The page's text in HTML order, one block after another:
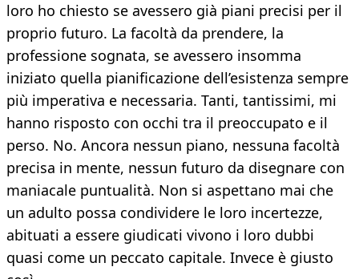
loro ho chiesto se avessero già piani precisi per il
proprio futuro. La facoltà da prendere, la
professione sognata, se avessero insomma
iniziato quella pianificazione dell’esistenza sempre
più imperativa e necessaria. Tanti, tantissimi, mi
hanno risposto con occhi tra il preoccupato e il
perso. No. Ancora nessun piano, nessuna facoltà
precisa in mente, nessun futuro da disegnare con
maniacale puntualità. Non si aspettano mai che
un adulto possa condividere le loro incertezze,
abituati a essere giudicati vivono i loro dubbi
quasi come un peccato capitale. Invece è giusto